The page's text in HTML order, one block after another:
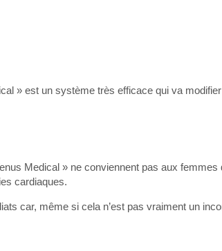
» est un système très efficace qui va
Medical » ne conviennent pas aux
cardiaques.
car, même si cela n’est pas vraiment un